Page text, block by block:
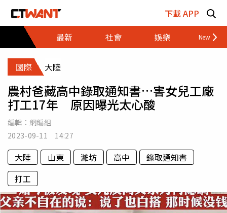
下載 APP
最新
社會 娛樂 財經
國際 大陸
農村爸藏高中錄取通知書…害女兒工廠
打工17年 原因曝光太心酸
編輯： 網編組
2023-09-11 14:27
大陸 山東 濰坊 高中
錄取通知書
打工